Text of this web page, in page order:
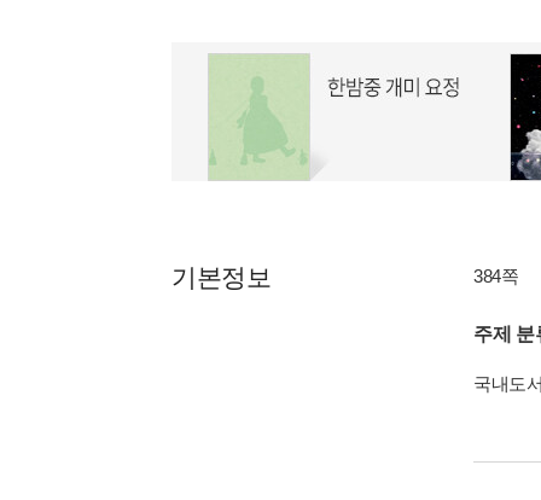
기본정보 384쪽
주제 분
국내도